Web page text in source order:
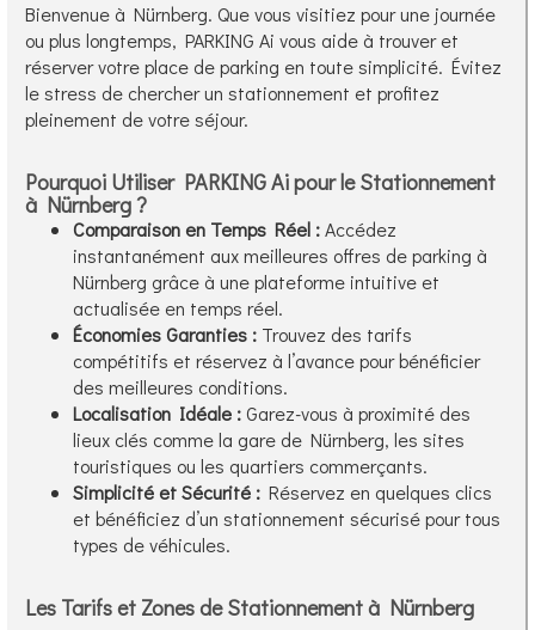
Bienvenue à Nürnberg. Que vous visitiez pour une journée
ou plus longtemps, PARKING Ai vous aide à trouver et
réserver votre place de parking en toute simplicité. Évitez
le stress de chercher un stationnement et profitez
pleinement de votre séjour.
Pourquoi Utiliser PARKING Ai pour le Stationnement
à Nürnberg ?
Comparaison en Temps Réel :Accédez
instantanément aux meilleures offres de parking à
Nürnberg grâce à une plateforme intuitive et
actualisée en temps réel.
Économies Garanties : Trouvez des tarifs
compétitifs et réservez à l’avance pour bénéficier
des meilleures conditions.
Localisation Idéale :Garez-vous à proximité des
lieux clés comme la gare de Nürnberg, les sites
touristiques ou les quartiers commerçants.
Simplicité et Sécurité : Réservez en quelques clics
et bénéficiez d’un stationnement sécurisé pour tous
types de véhicules.
Les Tarifs et Zones de Stationnement à Nürnberg